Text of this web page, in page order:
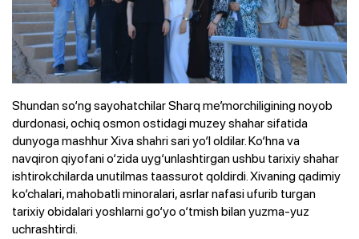
Shundan so‘ng sayohatchilar Sharq me’morchiligining noyob
durdonasi, ochiq osmon ostidagi muzey shahar sifatida
dunyoga mashhur Xiva shahri sari yo‘l oldilar. Ko‘hna va
navqiron qiyofani o‘zida uyg‘unlashtirgan ushbu tarixiy shahar
ishtirokchilarda unutilmas taassurot qoldirdi. Xivaning qadimiy
ko‘chalari, mahobatli minoralari, asrlar nafasi ufurib turgan
tarixiy obidalari yoshlarni go‘yo o‘tmish bilan yuzma-yuz
uchrashtirdi.